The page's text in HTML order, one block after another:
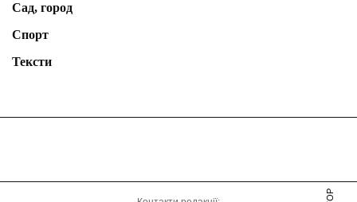
Сад, город
Спорт
Тексти